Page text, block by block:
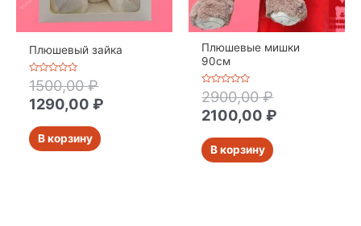
Плюшевый зайка
Оценка
0
из
1500,00₽
1290,00₽
В корзину
Плюшевые мишки
90см
Оценка
0
из
5
2900,00₽
2100,00₽
В корзину